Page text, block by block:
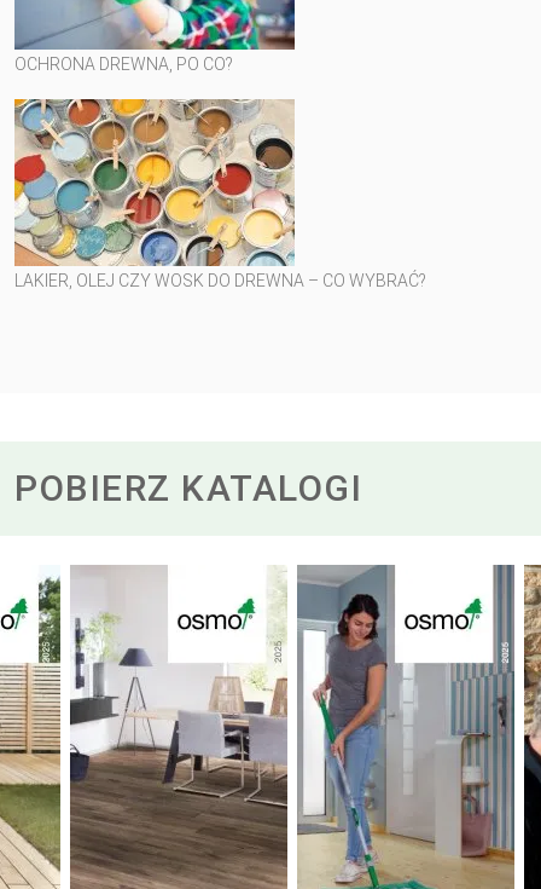
OCHRONA DREWNA, PO CO?
LAKIER, OLEJ CZY WOSK DO DREWNA – CO WYBRAĆ?
POBIERZ KATALOGI